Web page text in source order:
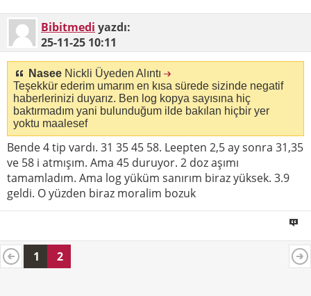
Bibitmedi yazdı:
25-11-25 10:11
Nasee Nickli Üyeden Alıntı
Teşekkür ederim umarım en kısa sürede sizinde negatif
haberlerinizi duyarız. Ben log kopya sayısına hiç
baktırmadım yani bulunduğum ilde bakılan hiçbir yer
yoktu maalesef
Bende 4 tip vardı. 31 35 45 58. Leepten 2,5 ay sonra 31,35
ve 58 i atmışım. Ama 45 duruyor. 2 doz aşımı
tamamladım. Ama log yüküm sanırım biraz yüksek. 3.9
geldi. O yüzden biraz moralim bozuk
1 2